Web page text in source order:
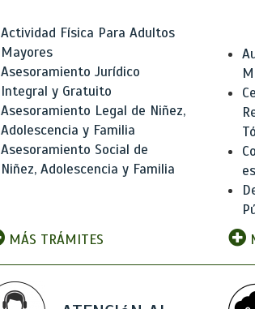
Actividad Física Para Adultos
Mayores
Asesoramiento Jurídico
Integral y Gratuito
Asesoramiento Legal de Niñez,
Adolescencia y Familia
Asesoramiento Social de
Niñez, Adolescencia y Familia
MÁS TRÁMITES